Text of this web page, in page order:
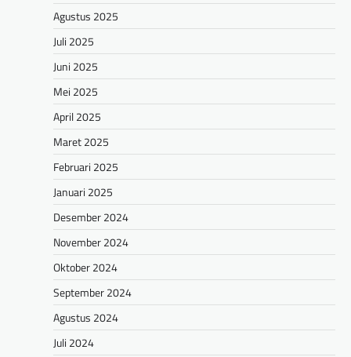
Agustus 2025
Juli 2025
Juni 2025
Mei 2025
April 2025
Maret 2025
Februari 2025
Januari 2025
Desember 2024
November 2024
Oktober 2024
September 2024
Agustus 2024
Juli 2024